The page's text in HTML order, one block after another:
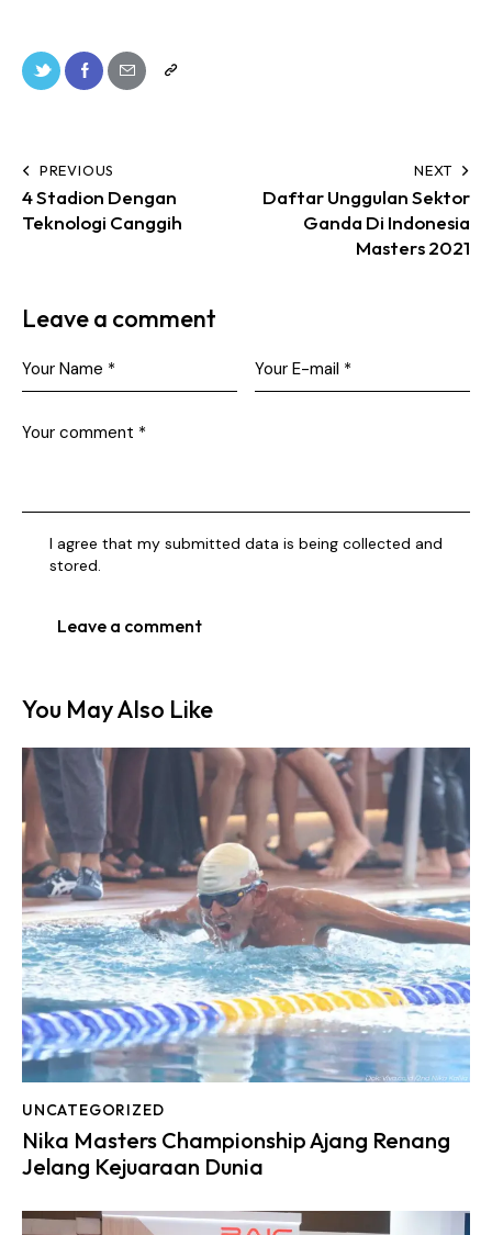
PREVIOUS
4 Stadion Dengan
Teknologi Canggih
NEXT
Daftar Unggulan Sektor
Ganda Di Indonesia
Masters 2021
Leave a comment
I agree that my submitted data is being collected and
stored.
You May Also Like
UNCATEGORIZED
Nika Masters Championship Ajang Renang
Jelang Kejuaraan Dunia